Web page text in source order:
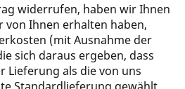
widerrufen, haben wir Ihnen
von Ihnen erhalten haben,
(mit Ausnahme der
sich daraus ergeben, dass
Lieferung als die von uns